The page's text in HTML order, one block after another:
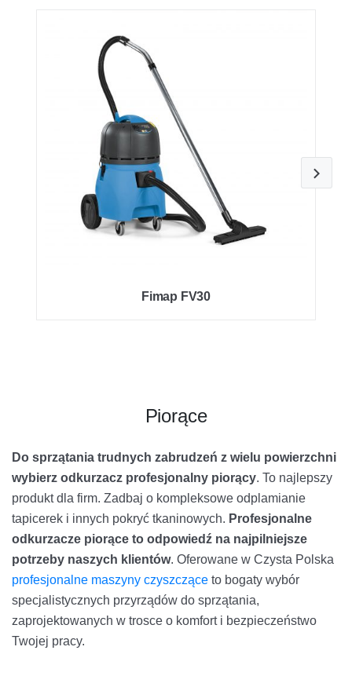
Fimap FV30
Piorące
Do sprzątania trudnych zabrudzeń z wielu powierzchni
wybierz odkurzacz profesjonalny piorący. To najlepszy
produkt dla firm. Zadbaj o kompleksowe odplamianie
tapicerek i innych pokryć tkaninowych. Profesjonalne
odkurzacze piorące to odpowiedź na najpilniejsze
potrzeby naszych klientów. Oferowane w Czysta Polska
profesjonalne maszyny czyszczące to bogaty wybór
specjalistycznych przyrządów do sprzątania,
zaprojektowanych w trosce o komfort i bezpieczeństwo
Twojej pracy.